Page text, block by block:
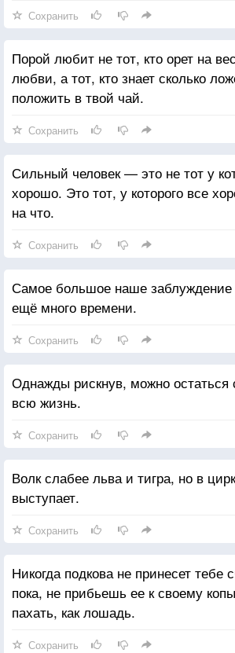
Сохранить
Порой любит не тот, кто орет на
любви, а тот, кто знает сколько
положить в твой чай.
Сохранить
Сильный человек — это не тот у
хорошо. Это тот, у которого все
на что.
Сохранить
Самое большое наше заблуждение
ещё много времени.
Сохранить
Однажды рискнув, можно остаться
всю жизнь.
Сохранить
Волк слабее льва и тигра, но в
выступает.
Сохранить
Никогда подкова не принесет тебе
пока, не прибьешь ее к своему
пахать, как лошадь.
Сохранить